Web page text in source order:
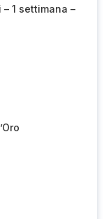
1 settimana –